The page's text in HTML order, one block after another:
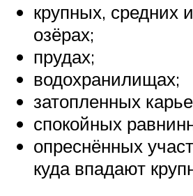
крупных, средних
озёрах;
прудах;
водохранилищах;
затопленных
спокойных
опреснённых
куда впадают